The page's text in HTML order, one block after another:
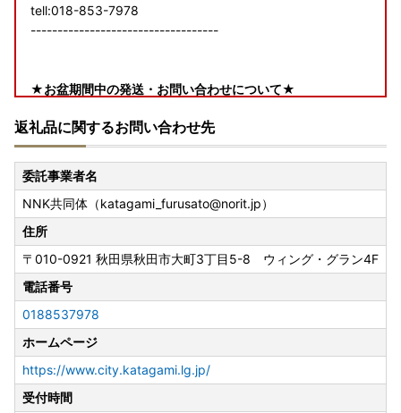
tell:018-853-7978
-----------------------------------
★お盆期間中の発送・お問い合わせについて★
【返礼品の発送について】
ページの納期情報を目安に順次発送
※一部事業者はお盆期間中も発送業務を実施する場合があり
ます。
【返礼品のお問い合わせについて】
・8月10日（月）：〇
・8月11日（火）：✕
・8月12日（水）：〇
・8月13日（木）～16日（日）：✕
・8月17日（月）：〇
※営業日は通常営業となります
（受付時間 9：00～17:00）
潟上市ふるさと納税 運営事務局
電話 ：018-853-7978
返礼品に関するお問い合わせ先
委託事業者名
NNK共同体（katagami_furusato@norit.jp）
住所
〒010-0921 秋田県秋田市大町3丁目5-8 ウィング・グラン4F
電話番号
0188537978
ホームページ
https://www.city.katagami.lg.jp/
受付時間